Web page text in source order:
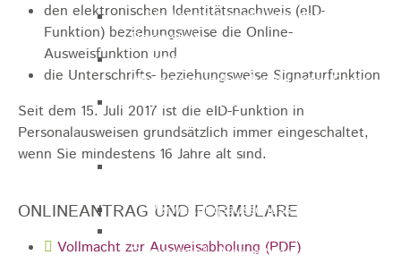
Verbandsversammlung der VG
Rosenstein
Verbandsversammlung des
Abwasserzweckverband Lauter-Rems
Verbandsversammlung des
Zweckverbands
Landeswasserversorgung
Verwaltungsausschuss
Rosenstein" - Verwaltungsrat
den elektronischen Identitätsnachweis (eID-
Funktion) beziehungsweise die Online-
Ausweisfunktion und
die Unterschrifts- beziehungsweise Signaturfunktion
Seit dem 15. Juli 2017 ist die eID-Funktion in
Personalausweisen grundsätzlich immer eingeschaltet,
wenn Sie mindestens 16 Jahre alt sind.
ONLINEANTRAG UND FORMULARE
Vollmacht zur Ausweisabholung (PDF)